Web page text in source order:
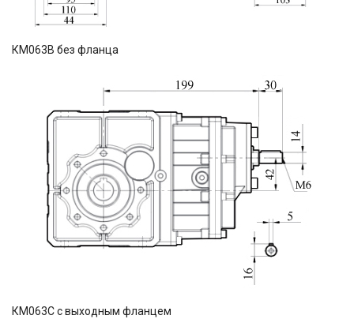
КМ063В без фланца
КМ063С с выходным фланцем